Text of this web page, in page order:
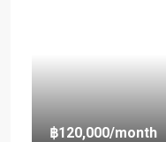
฿120,000/month